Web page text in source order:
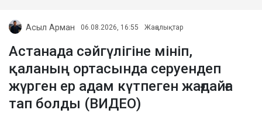
Асыл Арман 06.08.2026, 16:55 Жаңалықтар
Астанада сәйгүлігіне мініп,
қаланың ортасында серуендеп
жүрген ер адам күтпеген жағдайға
тап болды (ВИДЕО)